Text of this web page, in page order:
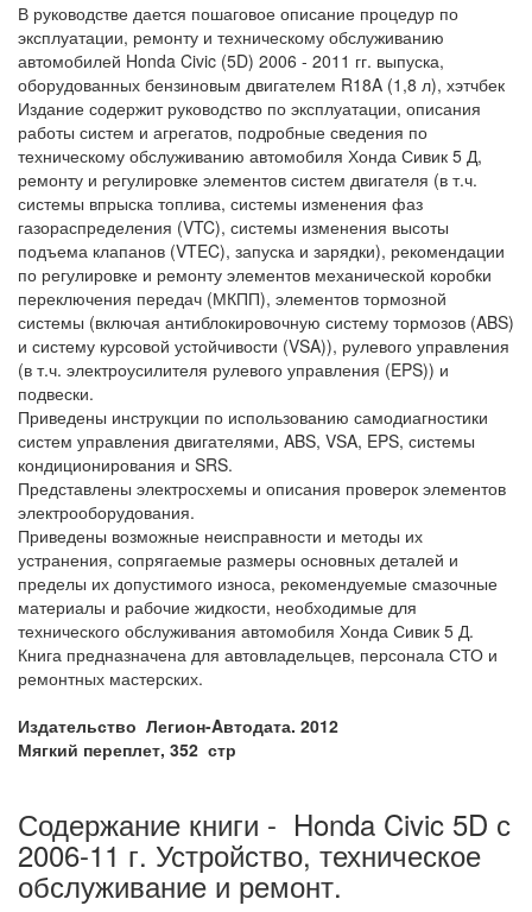
В руководстве дается пошаговое описание процедур по
эксплуатации, ремонту и техническому обслуживанию
автомобилей Honda Civic (5D) 2006 - 2011 гг. выпуска,
оборудованных бензиновым двигателем R18A (1,8 л), хэтчбек
Издание содержит руководство по эксплуатации, описания
работы систем и агрегатов, подробные сведения по
техническому обслуживанию автомобиля Хонда Сивик 5 Д,
ремонту и регулировке элементов систем двигателя (в т.ч.
системы впрыска топлива, системы изменения фаз
газораспределения (VTC), системы изменения высоты
подъема клапанов (VTEC), запуска и зарядки), рекомендации
по регулировке и ремонту элементов механической коробки
переключения передач (МКПП), элементов тормозной
системы (включая антиблокировочную систему тормозов (ABS)
и систему курсовой устойчивости (VSA)), рулевого управления
(в т.ч. электроусилителя рулевого управления (EPS)) и
подвески.
Приведены инструкции по использованию самодиагностики
систем управления двигателями, ABS, VSA, EPS, системы
кондиционирования и SRS.
Представлены электросхемы и описания проверок элементов
электрооборудования.
Приведены возможные неисправности и методы их
устранения, сопрягаемые размеры основных деталей и
пределы их допустимого износа, рекомендуемые смазочные
материалы и рабочие жидкости, необходимые для
технического обслуживания автомобиля Хонда Сивик 5 Д.
Книга предназначена для автовладельцев, персонала СТО и
ремонтных мастерских.
Издательство Легион-Aвтодата. 2012
Мягкий переплет, 352 стр
Содержание книги - Honda Civic 5D с
2006-11 г. Устройство, техническое
обслуживание и ремонт.